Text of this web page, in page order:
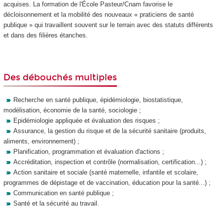
acquises. La formation de l'École Pasteur/Cnam favorise le
décloisonnement et la mobilité des nouveaux « praticiens de santé
publique » qui travaillent souvent sur le terrain avec des statuts différents
et dans des filières étanches.
Des débouchés multiples
Recherche en santé publique, épidémiologie, biostatistique,
modélisation, économie de la santé, sociologie ;
Epidémiologie appliquée et évaluation des risques ;
Assurance, la gestion du risque et de la sécurité sanitaire (produits,
aliments, environnement) ;
Planification, programmation et évaluation d'actions ;
Accréditation, inspection et contrôle (normalisation, certification...) ;
Action sanitaire et sociale (santé maternelle, infantile et scolaire,
programmes de dépistage et de vaccination, éducation pour la santé...) ;
Communication en santé publique ;
Santé et la sécurité au travail.